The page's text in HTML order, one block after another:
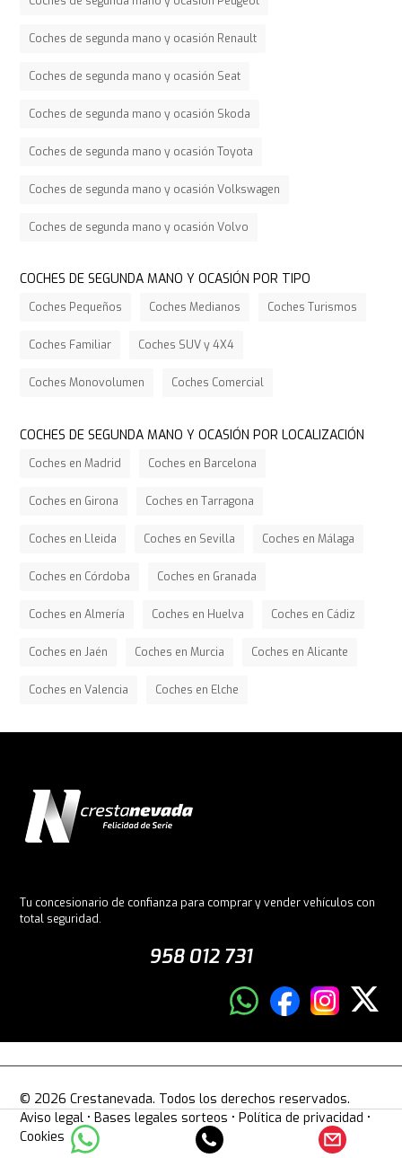
Coches de segunda mano y ocasión Renault
Coches de segunda mano y ocasión Seat
Coches de segunda mano y ocasión Skoda
Coches de segunda mano y ocasión Toyota
Coches de segunda mano y ocasión Volkswagen
Coches de segunda mano y ocasión Volvo
COCHES DE SEGUNDA MANO Y OCASIÓN POR TIPO
Coches Pequeños Coches Medianos Coches Turismos
Coches Familiar Coches SUV y 4X4
Coches Monovolumen Coches Comercial
COCHES DE SEGUNDA MANO Y OCASIÓN POR LOCALIZACIÓN
Coches en Madrid Coches en Barcelona
Coches en Girona Coches en Tarragona
Coches en Lleida Coches en Sevilla Coches en Málaga
Coches en Córdoba Coches en Granada
Coches en Almería Coches en Huelva Coches en Cádiz
Coches en Jaén Coches en Murcia Coches en Alicante
Coches en Valencia Coches en Elche
Tu concesionario de confianza para comprar y vender vehículos con
total seguridad.
958 012 731
© 2026 Crestanevada. Todos los derechos reservados.
Aviso legal •Bases legales sorteos •Política de privacidad •
Cookies